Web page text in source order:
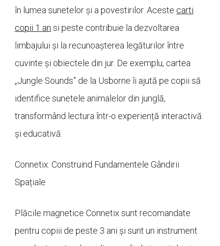
în lumea sunetelor și a povestirilor. Aceste carti
copii 1 an si peste contribuie la dezvoltarea
limbajului și la recunoașterea legăturilor între
cuvinte și obiectele din jur. De exemplu, cartea
„Jungle Sounds” de la Usborne îi ajută pe copii să
identifice sunetele animalelor din junglă,
transformând lectura într-o experiență interactivă
și educativă.
Connetix: Construind Fundamentele Gândirii
Spațiale
Plăcile magnetice Connetix sunt recomandate
pentru copiii de peste 3 ani și sunt un instrument